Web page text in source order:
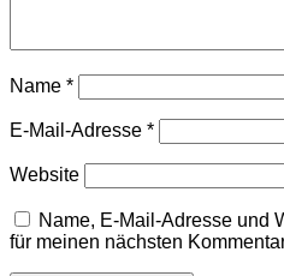
Name *
E-Mail-Adresse *
Website
Name, E-Mail-Adresse und
für meinen nächsten